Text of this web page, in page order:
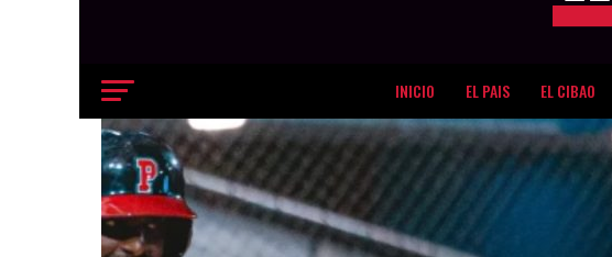
INICIO EL PAIS EL CIBAO